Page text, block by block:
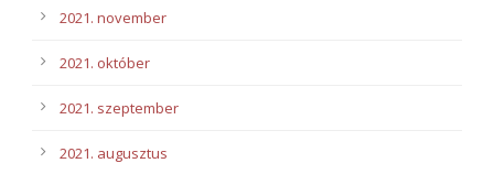
2021. november
2021. október
2021. szeptember
2021. augusztus